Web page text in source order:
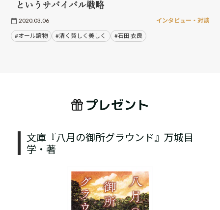
というサバイバル戦略
2020.03.06 インタビュー・対談
#オール讀物 #清く貧しく美しく #石田 衣良
プレゼント
文庫『八月の御所グラウンド』万城目
学・著